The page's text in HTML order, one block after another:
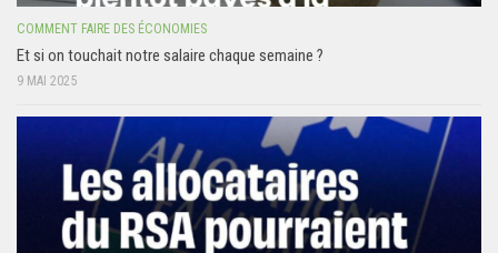
COMMENT FAIRE DES ÉCONOMIES
Et si on touchait notre salaire chaque semaine ?
9 MAI 2025